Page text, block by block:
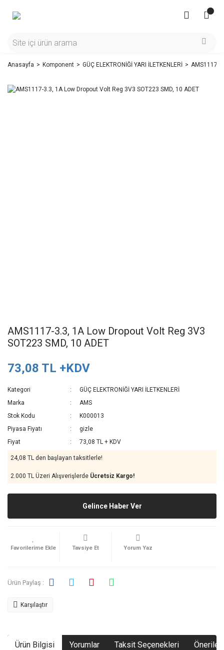
Anasayfa Komponent GÜÇ ELEKTRONİĞİ YARI İLETKENLERİ AMS1117-
AMS1117-3.3, 1A Low Dropout Volt Reg 3V3
SOT223 SMD, 10 ADET
73,08 TL +KDV
Kategori
GÜÇ ELEKTRONİĞİ YARI İLETKENLERİ
Marka
AMS
Stok Kodu
K000013
Piyasa Fiyatı
gizle
Fiyat
73,08 TL + KDV
24,08 TL den başlayan taksitlerle!
2.000 TL Üzeri Alışverişlerde Ücretsiz Kargo!
Gelince Haber Ver
Tavsiye Et Yorum Yaz
Ürün Paylaş :
Karşılaştır
Ürün Bilgisi Yorumlar Taksit Seçenekleri